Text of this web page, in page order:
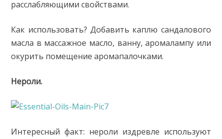
расслабляющими свойствами.
Как использовать? Добавить каплю сандалового
масла в массажное масло, ванну, аромалампу или
окурить помещение аромапалочками.
Нероли.
Интересный факт: нероли издревле используют